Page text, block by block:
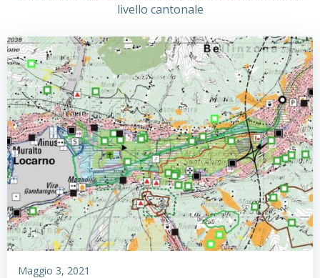
livello cantonale
Maggio 3, 2021